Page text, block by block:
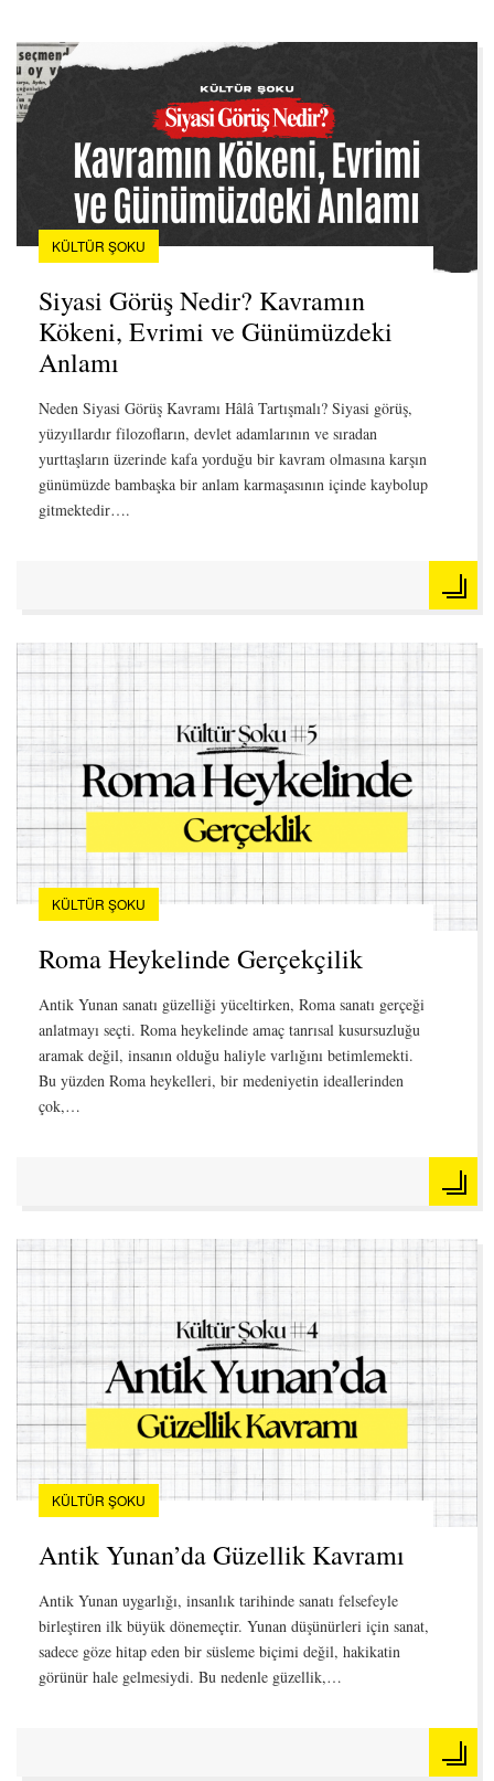
KÜLTÜR ŞOKU
Siyasi Görüş Nedir? Kavramın
Kökeni, Evrimi ve Günümüzdeki
Anlamı
Neden Siyasi Görüş Kavramı Hâlâ Tartışmalı? Siyasi görüş,
yüzyıllardır filozofların, devlet adamlarının ve sıradan
yurttaşların üzerinde kafa yorduğu bir kavram olmasına karşın
günümüzde bambaşka bir anlam karmaşasının içinde kaybolup
gitmektedir….
KÜLTÜR ŞOKU
Roma Heykelinde Gerçekçilik
Antik Yunan sanatı güzelliği yüceltirken, Roma sanatı gerçeği
anlatmayı seçti. Roma heykelinde amaç tanrısal kusursuzluğu
aramak değil, insanın olduğu haliyle varlığını betimlemekti.
Bu yüzden Roma heykelleri, bir medeniyetin ideallerinden
çok,…
KÜLTÜR ŞOKU
Antik Yunan’da Güzellik Kavramı
Antik Yunan uygarlığı, insanlık tarihinde sanatı felsefeyle
birleştiren ilk büyük dönemeçtir. Yunan düşünürleri için sanat,
sadece göze hitap eden bir süsleme biçimi değil, hakikatin
görünür hale gelmesiydi. Bu nedenle güzellik,…